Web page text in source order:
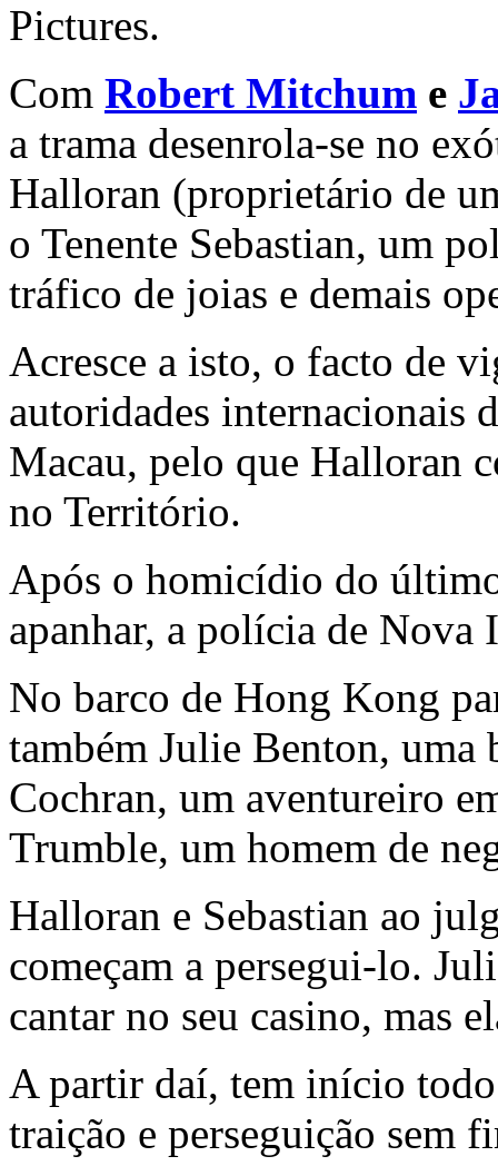
Pictures.
Com Robert Mitchum e
a trama desenrola-se no
Halloran (proprietário de
o Tenente Sebastian, um
tráfico de joias e demais
Acresce a isto, o facto de
autoridades internacionais
Macau, pelo que Halloran
no Território.
Após o homicídio do
apanhar, a polícia de
No barco de Hong Kong
também Julie Benton, uma
Cochran, um aventureiro
Trumble, um homem de
Halloran e Sebastian ao
começam a persegui-lo.
cantar no seu casino, mas
A partir daí, tem início
traição e perseguição sem